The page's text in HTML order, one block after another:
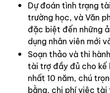
Dự đoán tình trạng
trường học, và Văn
đặc biệt đến những
dụng nhân viên mới
Soạn thảo và thi
tài trợ đầy đủ cho kế
nhất 10 năm, chú
bằng, chi phí việc tài